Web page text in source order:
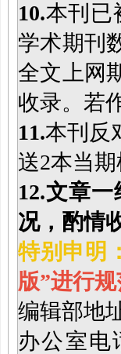
10.本刊已
学术期刊
全文上网
收录。若
11.本刊反
送2本当期
12.文章一
况，酌情
特别申明：
版”进行
编辑部地
办公室电